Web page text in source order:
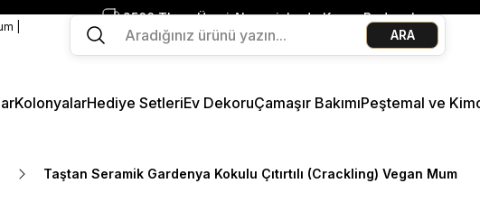
2500 TL ve Üzeri Alışverişlerde Kargo Bedava!
Ege Esintisi 2 Al 1 Öde
Missi Kokularda 3 Al 2 Öde
ARA
KolonyalarHediye SetleriEv DekoruÇamaşır BakımıPeştemal ve
Taştan Seramik Gardenya Kokulu Çıtırtılı (Crackling) Vegan Mum